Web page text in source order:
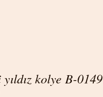
kolye B-0149